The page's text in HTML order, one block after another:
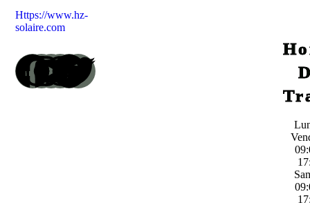
Https://www.hz-
solaire.com